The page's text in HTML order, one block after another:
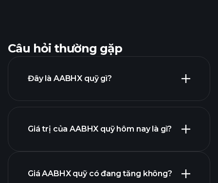
Câu hỏi thường gặp
Đây là AABHX quỹ gì?
Giá trị của AABHX quỹ hôm nay là gì?
Giá AABHX quỹ có đang tăng không?